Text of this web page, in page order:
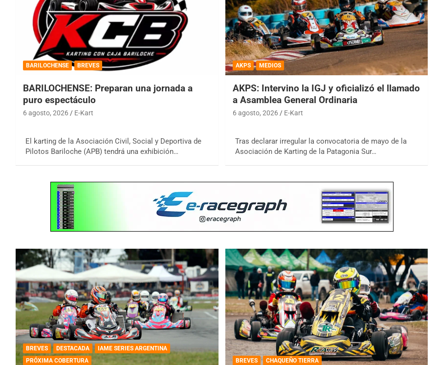
BARILOCHENSE BREVES
BARILOCHENSE: Preparan una jornada a
puro espectáculo
6 agosto, 2026 E-Kart
El karting de la Asociación Civil, Social y Deportiva de
Pilotos Bariloche (APB) tendrá una exhibición…
AKPS MEDIOS
AKPS: Intervino la IGJ y oficializó el llamado
a Asamblea General Ordinaria
6 agosto, 2026 E-Kart
Tras declarar irregular la convocatoria de mayo de la
Asociación de Karting de la Patagonia Sur…
BREVES DESTACADA
IAME SERIES ARGENTINA
PRÓXIMA COBERTURA
BREVES CHAQUEÑO TIERRA